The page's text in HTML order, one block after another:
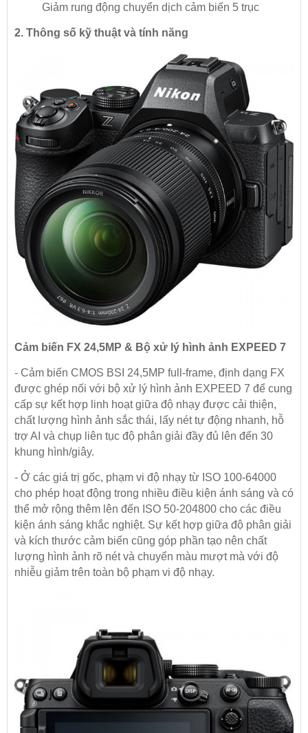
Giảm rung động chuyển dịch cảm biến 5 trục
2. Thông số kỹ thuật và tính năng
Cảm biến FX 24,5MP & Bộ xử lý hình ảnh EXPEED 7
- Cảm biến CMOS BSI 24,5MP full-frame, định dạng FX
được ghép nối với bộ xử lý hình ảnh EXPEED 7 để cung
cấp sự kết hợp linh hoạt giữa độ nhạy được cải thiện,
chất lượng hình ảnh sắc thái, lấy nét tự động nhanh, hỗ
trợ AI và chụp liên tục độ phân giải đầy đủ lên đến 30
khung hình/giây.
- Ở các giá trị gốc, phạm vi độ nhạy từ ISO 100-64000
cho phép hoạt động trong nhiều điều kiện ánh sáng và có
thể mở rộng thêm lên đến ISO 50-204800 cho các điều
kiện ánh sáng khắc nghiệt. Sự kết hợp giữa độ phân giải
và kích thước cảm biến cũng góp phần tạo nên chất
lượng hình ảnh rõ nét và chuyển màu mượt mà với độ
nhiễu giảm trên toàn bộ phạm vi độ nhạy.